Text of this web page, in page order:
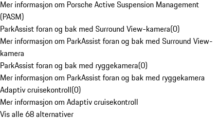
Mer informasjon om Porsche Active Suspension Management
(PASM)
ParkAssist foran og bak med Surround View-kamera(0)
Mer informasjon om ParkAssist foran og bak med Surround View-
kamera
ParkAssist foran og bak med ryggekamera(0)
Mer informasjon om ParkAssist foran og bak med ryggekamera
Adaptiv cruisekontroll(0)
Mer informasjon om Adaptiv cruisekontroll
Vis alle 68 alternativer